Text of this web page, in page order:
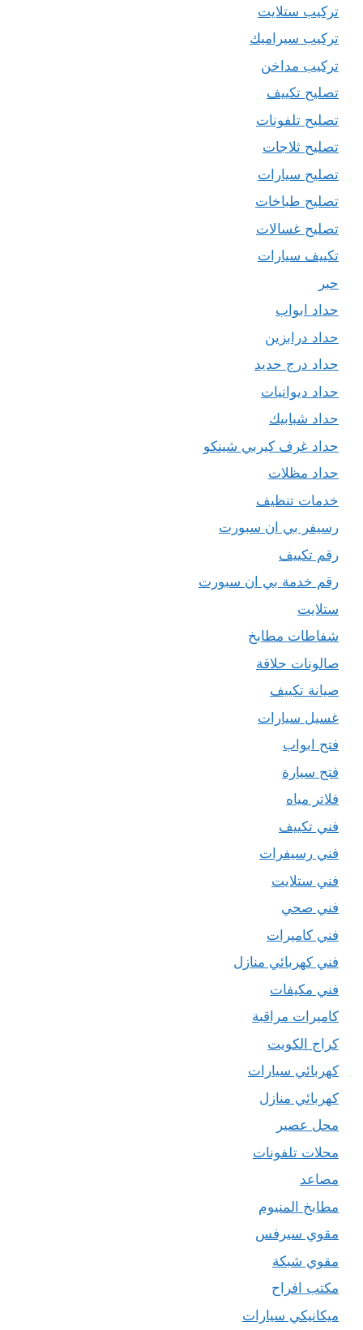
تركيب ستلايت
تركيب سيراميك
تركيب مداخن
تصليح تكييف
تصليح تلفونات
تصليح ثلاجات
تصليح سيارات
تصليح طباخات
تصليح غسالات
تكييف سيارات
حبر
حداد ابواب
حداد درابزين
حداد درج حديد
حداد ديوانيات
حداد شبابيك
حداد غرف كيربي شينكو
حداد مظلات
خدمات تنظيف
رسيفر بي ان سبورت
رقم تكييف
رقم خدمة بي ان سبورت
ستلايت
شفاطات مطابخ
صالونات حلاقة
صيانة تكييف
غسيل سيارات
فتح ابواب
فتح سيارة
فلاتر مياه
فني تكييف
فني رسيفرات
فني ستلايت
فني صحي
فني كاميرات
فني كهربائي منازل
فني مكيفات
كاميرات مراقبة
كراج الكويت
كهربائي سيارات
كهربائي منازل
محل عصير
محلات تلفونات
مصاعد
مطابخ المنيوم
مقوي سيرفس
مقوي شبكة
مكتب افراح
ميكانيكي سيارات